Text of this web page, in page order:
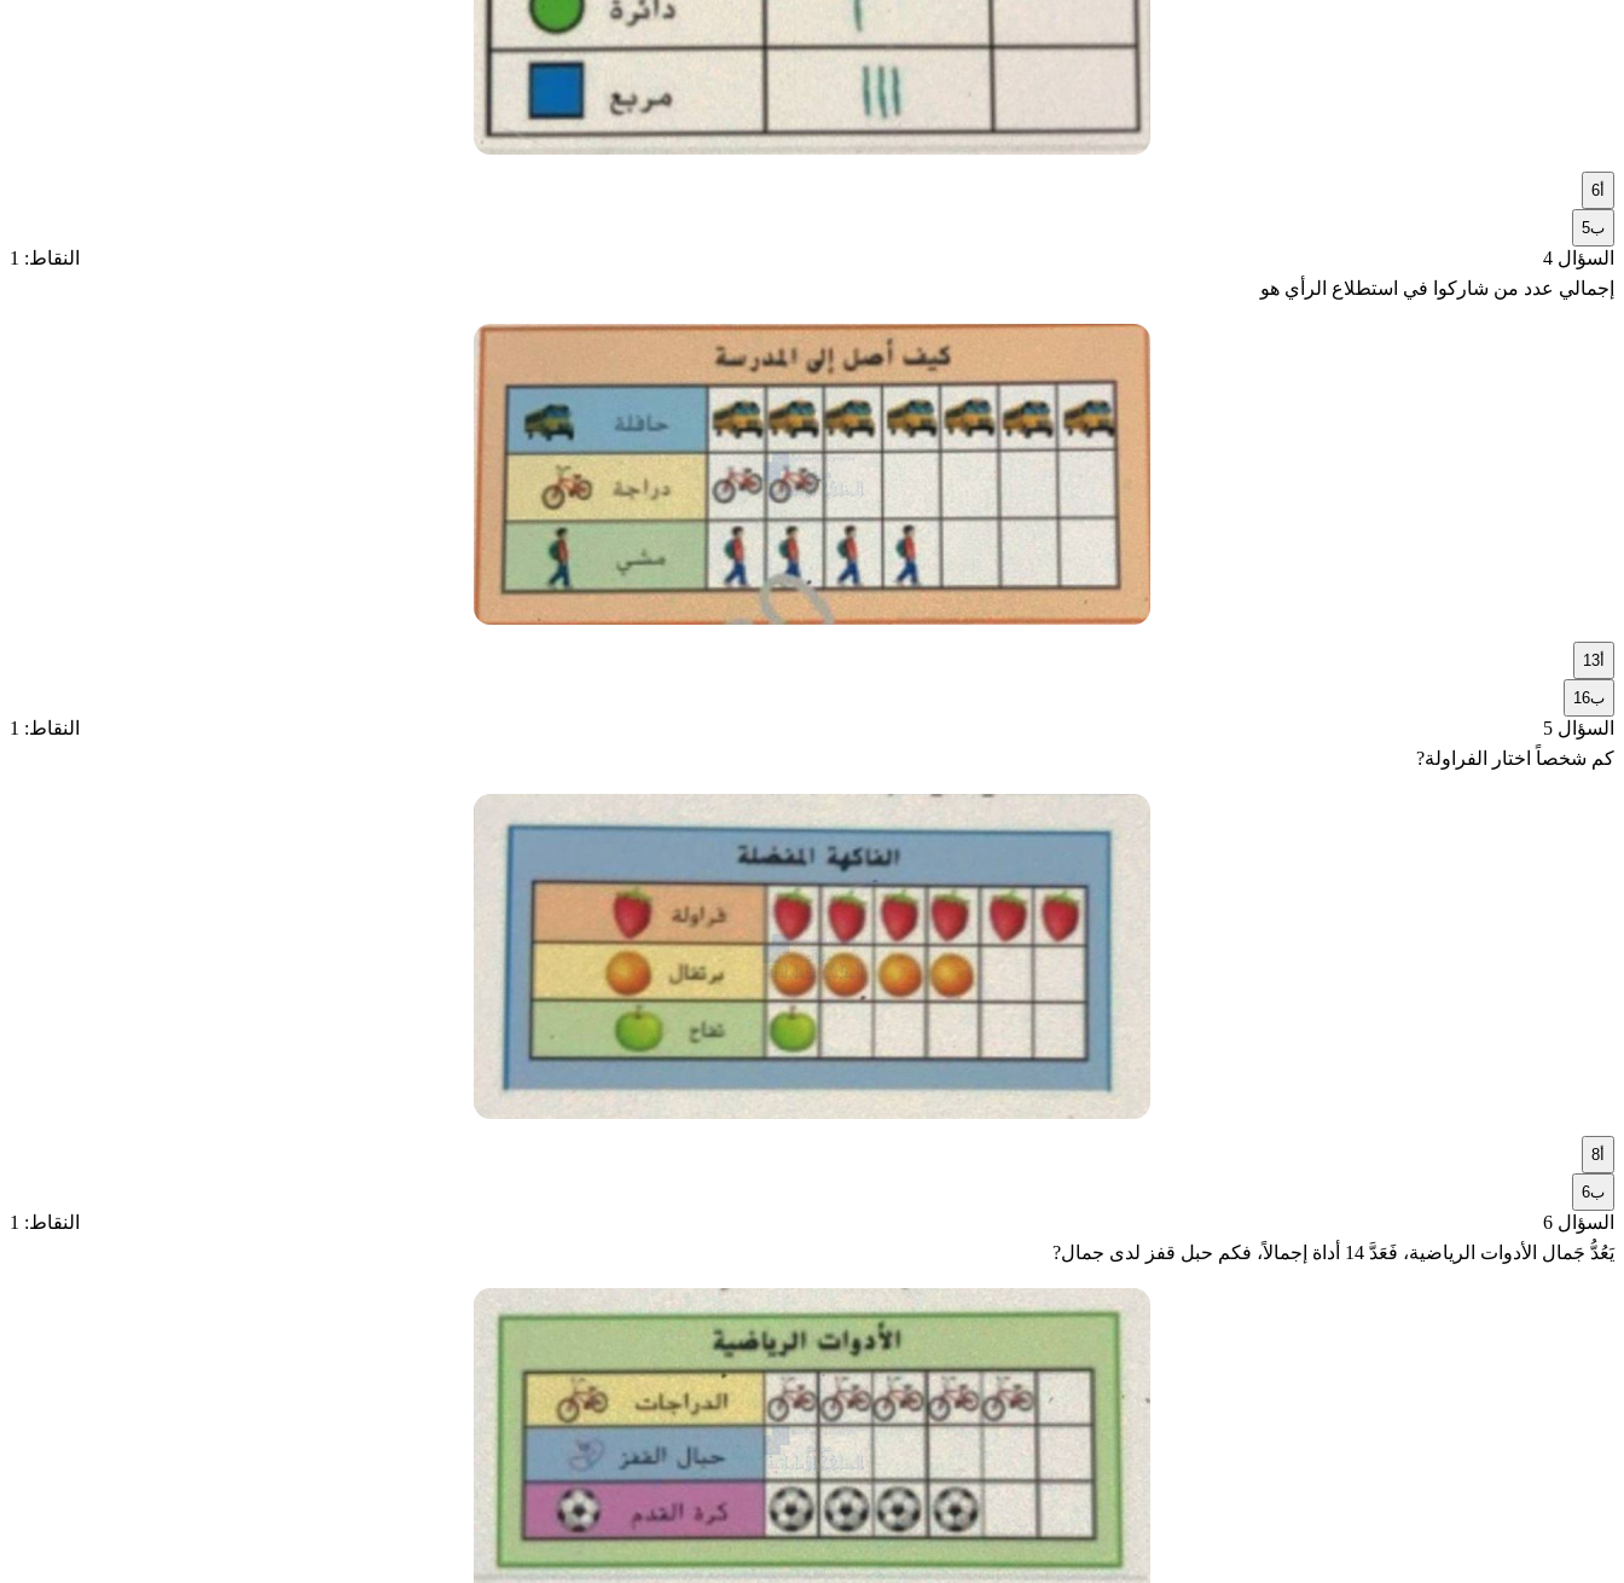
أ6
ب5
السؤال 4
النقاط: 1
إجمالي عدد من شاركوا في استطلاع الرأي هو
أ13
ب16
السؤال 5
النقاط: 1
كم شخصاً اختار الفراولة?
أ8
ب6
السؤال 6
النقاط: 1
يَعُدُّ جَمال الأدوات الرياضية، فَعَدَّ 14 أداة إجمالاً، فكم حبل قفز لدى جمال?